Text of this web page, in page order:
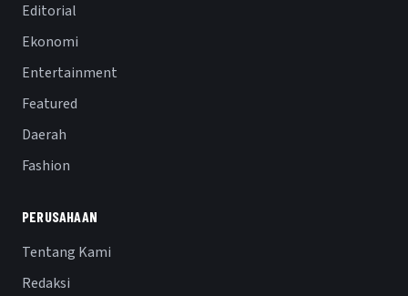
Editorial
Ekonomi
Entertainment
Featured
Daerah
Fashion
PERUSAHAAN
Tentang Kami
Redaksi